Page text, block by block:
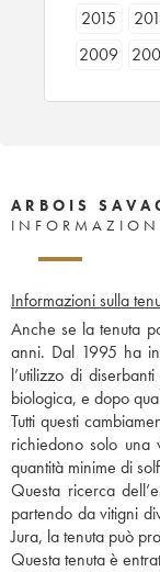
2015
2009
ARBOIS
Informazioni sulla
Anche se la tenuta
anni. Dal 1995 ha
l’utilizzo di
biologica, e dopo
Tutti questi
richiedono solo una
quantità minime di
Questa ricerca
partendo da vitigni
Jura, la tenuta può
Questa tenuta è